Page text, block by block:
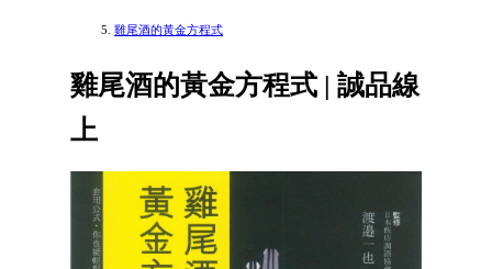
雞尾酒的黃金方程式
雞尾酒的黃金方程式 | 誠品線
上